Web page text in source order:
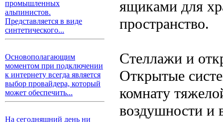
промышленных
альпинистов.
Представляется в виде
синтетического...
Основополагающим
моментом при подключении
к интернету всегда является
выбор провайдера, который
может обеспечить...
На сегодняшний день ни
ящиками для
пространство.
Стеллажи и
Открытые
комнату
воздушности и